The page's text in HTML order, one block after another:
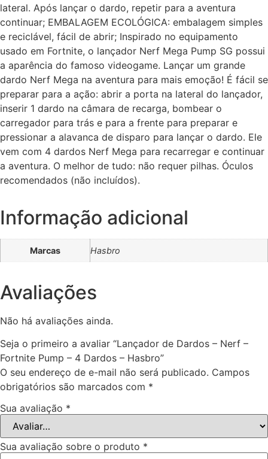
lateral. Após lançar o dardo, repetir para a aventura
continuar; EMBALAGEM ECOLÓGICA: embalagem simples
e reciclável, fácil de abrir; Inspirado no equipamento
usado em Fortnite, o lançador Nerf Mega Pump SG possui
a aparência do famoso videogame. Lançar um grande
dardo Nerf Mega na aventura para mais emoção! É fácil se
preparar para a ação: abrir a porta na lateral do lançador,
inserir 1 dardo na câmara de recarga, bombear o
carregador para trás e para a frente para preparar e
pressionar a alavanca de disparo para lançar o dardo. Ele
vem com 4 dardos Nerf Mega para recarregar e continuar
a aventura. O melhor de tudo: não requer pilhas. Óculos
recomendados (não incluídos).
Informação adicional
Marcas Hasbro
Avaliações
Não há avaliações ainda.
Seja o primeiro a avaliar “Lançador de Dardos – Nerf –
Fortnite Pump – 4 Dardos – Hasbro”
O seu endereço de e-mail não será publicado. Campos
obrigatórios são marcados com *
Sua avaliação *
Sua avaliação sobre o produto *